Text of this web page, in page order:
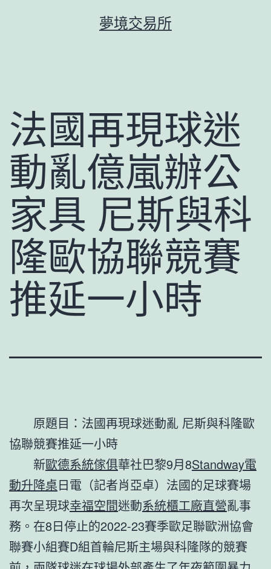
夢境交易所
法國再現球迷
動亂億嵐辦公
家具 尼斯與科
隆歐協聯競賽
推延一小時
原題目：法國再現球迷動亂 尼斯與科隆歐
協聯競賽推延一小時
新歐德系統傢俱華社巴黎9月8Standway電
動升降桌日電（記者肖亞卓）法國的足球賽場
再次呈現球幸福空間迷動系統櫃工廠直營亂事
務。在8日停止的2022-23賽季歐足聯歐洲協會
聯賽小組賽D組首輪尼斯主場與科隆隊的競賽